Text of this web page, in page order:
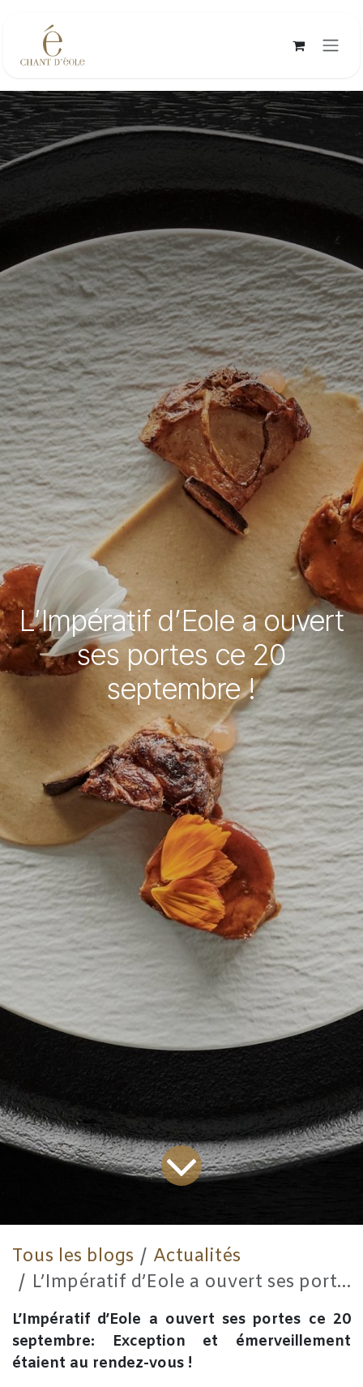
L’Impératif d’Eole a ouvert
ses portes ce 20
septembre !
Tous les blogs
Actualités
L’Impératif d’Eole a ouvert ses portes ce 20 septembre !
L’Impératif d’Eole a ouvert ses portes ce 20
septembre: Exception et émerveillement
étaient au rendez-vous !